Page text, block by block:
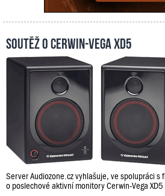
Soutěž o Cerwin-Vega XD5
Server Audiozone.cz vyhlašuje, ve spolupráci s
o poslechové aktivní monitory Cerwin-Vega